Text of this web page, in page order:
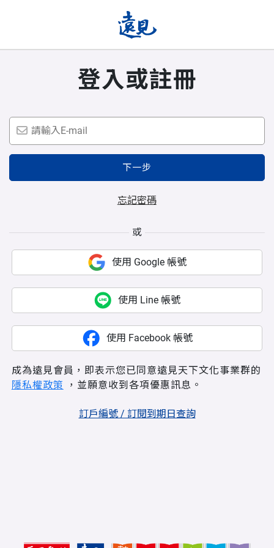
登入或註冊
下一步
忘記密碼
或
使用 Google 帳號
使用 Line 帳號
使用 Facebook 帳號
成為遠見會員，即表示您已同意遠見天下文化事業群的
隱私權政策 ，並願意收到各項優惠訊息。
訂戶編號 / 訂閱到期日查詢